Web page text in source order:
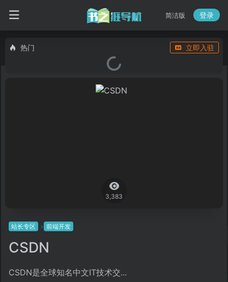
简洁版 登录
热门 立即入驻
3,383
站长专区 前端开发
CSDN
CSDN是全球知名中文IT技术交...